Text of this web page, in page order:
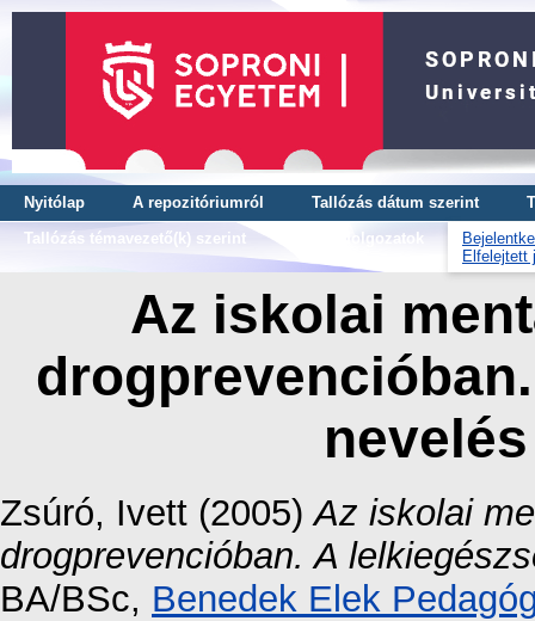
Nyitólap A repozitóriumról Tallózás dátum szerint
Tallózás témavezető(k) szerint
OTDK dolgozatok
Elfelejtett
Az iskolai
Zsúró, Ivett (2005)Az iskolai
drogprevencióban. A
BA/BSc, Benedek Elek